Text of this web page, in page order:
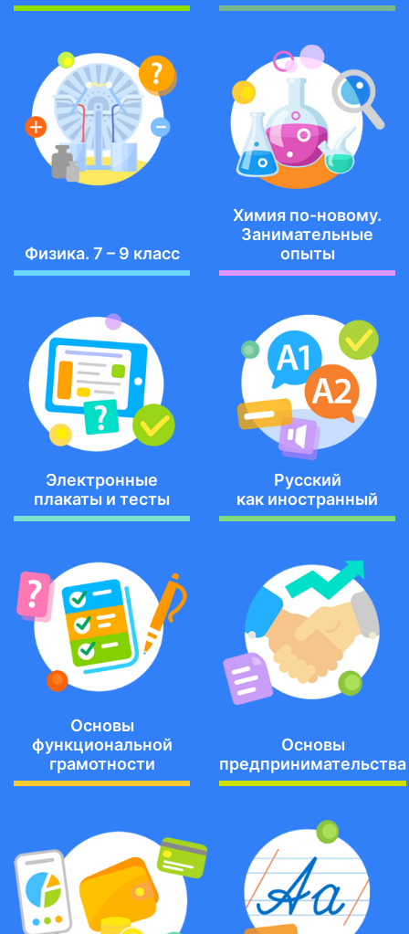
Физика. 7 – 9 класс
Химия по-новому.
Занимательные
опыты
Электронные
плакаты и тесты
Русский
как иностранный
Основы
функциональной
грамотности
Основы
предпринимательства